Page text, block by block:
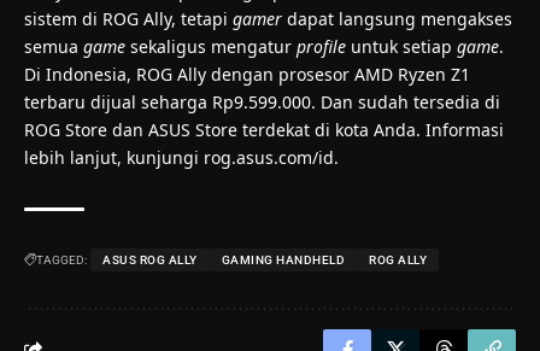
sistem di ROG Ally, tetapi gamer dapat langsung mengakses
semua game sekaligus mengatur profile untuk setiap game.
Di Indonesia, ROG Ally dengan prosesor AMD Ryzen Z1
terbaru dijual seharga Rp9.599.000. Dan sudah tersedia di
ROG Store dan ASUS Store terdekat di kota Anda. Informasi
lebih lanjut, kunjungi rog.asus.com/id.
TAGGED: ASUS ROG ALLY GAMING HANDHELD ROG ALLY